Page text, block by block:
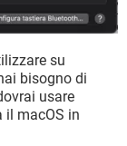
su
bisogno di
usare
il macOS in